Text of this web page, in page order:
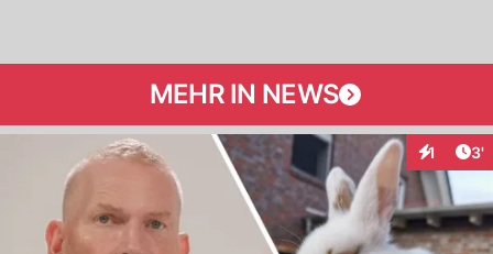
MEHR IN NEWS
1 3'